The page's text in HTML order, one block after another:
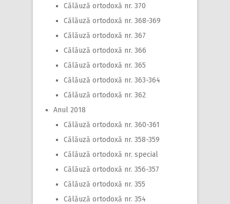
Călăuză ortodoxă nr. 370
Călăuză ortodoxă nr. 368-369
Călăuză ortodoxă nr. 367
Călăuză ortodoxă nr. 366
Călăuză ortodoxă nr. 365
Călăuză ortodoxă nr. 363-364
Călăuză ortodoxă nr. 362
Anul 2018
Călăuză ortodoxă nr. 360-361
Călăuză ortodoxă nr. 358-359
Călăuză ortodoxă nr. special
Călăuză ortodoxă nr. 356-357
Călăuză ortodoxă nr. 355
Călăuză ortodoxă nr. 354